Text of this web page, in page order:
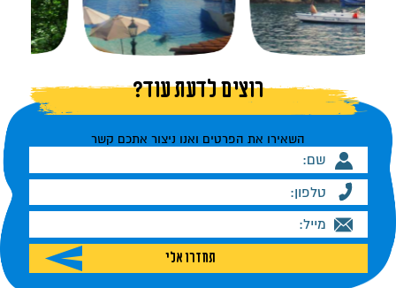
רוצים לדעת עוד?
השאירו את הפרטים ואנו ניצור אתכם קשר